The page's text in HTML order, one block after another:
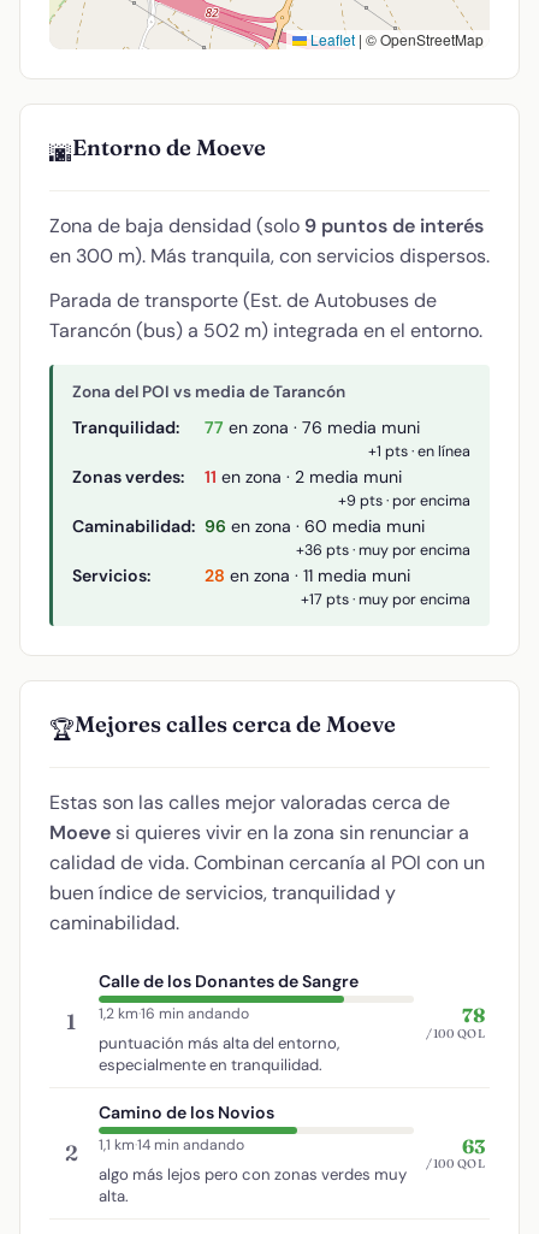
Leaflet | © OpenStreetMap
🌆Entorno de Moeve
Zona de baja densidad (solo 9 puntos de interés
en 300 m). Más tranquila, con servicios dispersos.
Parada de transporte (Est. de Autobuses de
Tarancón (bus) a 502 m) integrada en el entorno.
Zona del POI vs media de Tarancón
Tranquilidad: 77 en zona · 76 media muni
+1 pts · en línea
Zonas verdes: 11 en zona · 2 media muni
+9 pts · por encima
Caminabilidad: 96 en zona · 60 media muni
+36 pts · muy por encima
Servicios: 28 en zona · 11 media muni
+17 pts · muy por encima
🏆Mejores calles cerca de Moeve
Estas son las calles mejor valoradas cerca de
Moeve si quieres vivir en la zona sin renunciar a
calidad de vida. Combinan cercanía al POI con un
buen índice de servicios, tranquilidad y
caminabilidad.
1
Calle de los Donantes de Sangre
1,2 km·16 min andando
puntuación más alta del entorno,
especialmente en tranquilidad.
78
/100 QOL
2
Camino de los Novios
1,1 km·14 min andando
algo más lejos pero con zonas verdes muy
alta.
63
/100 QOL